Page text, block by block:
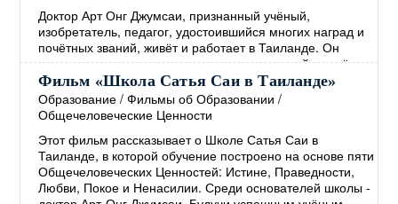
Доктор Арт Онг Джумсаи, признанный учёный,
изобретатель, педагог, удостоившийся многих наград и
почётных званий, живёт и работает в Таиланде. Он
является создателем и директором известной во всём
мире школы Сатья Саи, основанной на
Общечеловеческих Ценностях. В своём выступлении,
которое проходило в Сингапуре в 2013 году, доктор Арт
Онг Джумсаи рассказывает о том, как интегрировать
Общечеловеческие Ценности в образование, а также о
жизни школы и опыте её→
Фильм «Школа Сатья Саи в Таиланде»
Образование /Фильмы об Образовании /
Общечеловеческие Ценности
Этот фильм рассказывает о Школе Сатья Саи в
Таиланде, в которой обучение построено на основе пяти
Общечеловеческих Ценностей: Истине, Праведности,
Любви, Покое и Ненасилии. Среди основателей школы -